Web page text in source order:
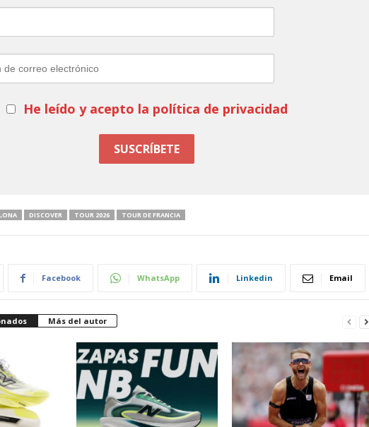
He leído y acepto la política de privacidad
DISCOVER TOUR 2026 TOUR DE FRANCIA
Facebook WhatsApp Linkedin Email
Más del autor